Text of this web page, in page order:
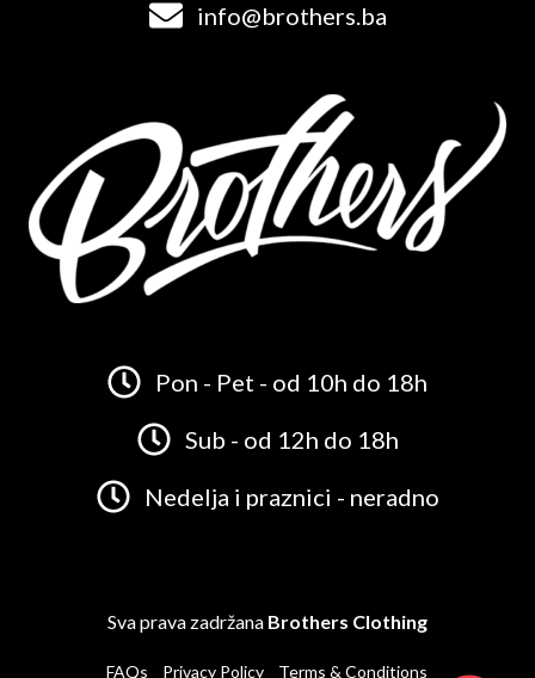
info@brothers.ba
Pon - Pet - od 10h do 18h
Sub - od 12h do 18h
Nedelja i praznici - neradno
Sva prava zadržana Brothers Clothing
FAQs Privacy Policy Terms & Conditions